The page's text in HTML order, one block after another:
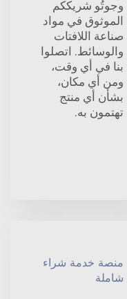
وجوتُو شريككم
الموثوق في مواد
صناعة اللافتات
والوسائط. اتصلوا
بنا في أي وقت،
ومن أي مكان،
بشأن أي منتج
تهتمون به.
منصة خدمة شراء
شاملة